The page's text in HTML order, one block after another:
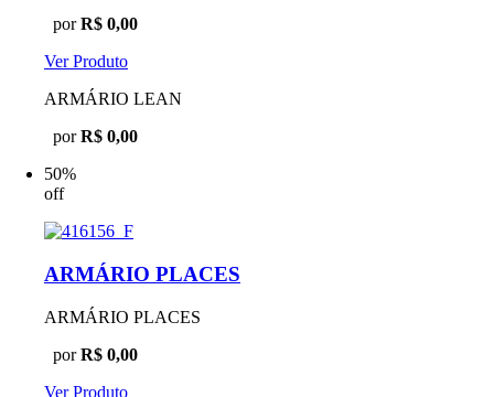
porR$ 0,00
Ver Produto
ARMÁRIO LEAN
porR$ 0,00
50%
off
ARMÁRIO PLACES
ARMÁRIO PLACES
porR$ 0,00
Ver Produto